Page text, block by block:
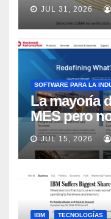
Market
JUL 31, 2026
SOFTWARE PARA LA
La mayoría
MES pero
Automation
JUL 15, 2026
IBM TECNOLOGÍAS